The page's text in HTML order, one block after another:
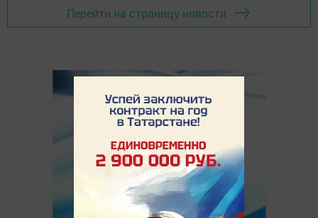
Перейти на страницу новости